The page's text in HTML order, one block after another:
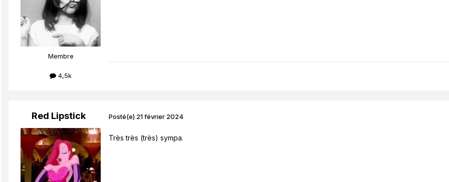
Membre
4,5k
Red Lipstick Posté(e) 21 février 2024
Très très (très) sympa.